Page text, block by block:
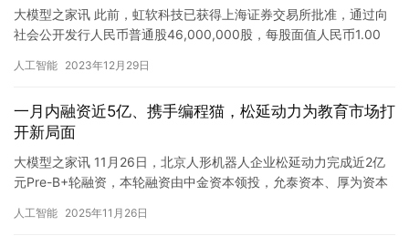
大模型之家讯 此前，虹软科技已获得上海证券交易所批准，通过向
社会公开发行人民币普通股46,000,000股，每股面值人民币1.00
人工智能 2023年12月29日
一月内融资近5亿、携手编程猫，松延动力为教育市场打
开新局面
大模型之家讯 11月26日，北京人形机器人企业松延动力完成近2亿
元Pre-B+轮融资，本轮融资由中金资本领投，允泰资本、厚为资本
人工智能 2025年11月26日